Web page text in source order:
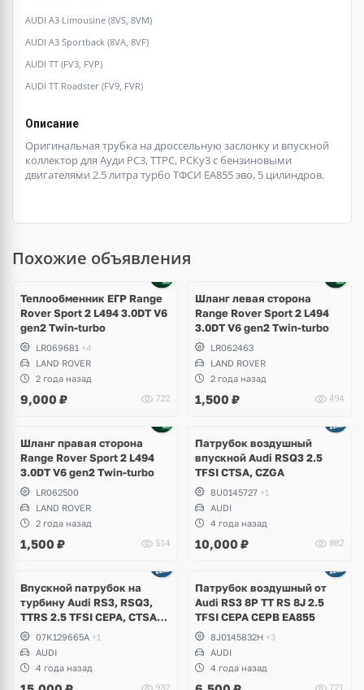
AUDI A3 Limousine (8VS, 8VM)
AUDI A3 Sportback (8VA, 8VF)
AUDI TT (FV3, FVP)
AUDI TT Roadster (FV9, FVR)
Описание
Оригинальная трубка на дроссельную заслонку и впускной
коллектор для Ауди РС3, ТТРС, РСКу3 с бензиновыми
двигателями 2.5 литра турбо ТФСИ ЕА855 эво, 5 цилиндров.
Похожие объявления
Теплообменник ЕГР Range
Rover Sport 2 L494 3.0DT V6
gen2 Twin-turbo
LR069681 +4
LAND ROVER
2 года назад
9,000 ₽ 722
Шланг левая сторона
Range Rover Sport 2 L494
3.0DT V6 gen2 Twin-turbo
LR062463
LAND ROVER
2 года назад
1,500 ₽ 494
Шланг правая сторона
Range Rover Sport 2 L494
3.0DT V6 gen2 Twin-turbo
LR062500
LAND ROVER
2 года назад
1,500 ₽ 514
Патрубок воздушный
впускной Audi RSQ3 2.5
TFSI CTSA, CZGA
8U0145727 +1
AUDI
4 года назад
10,000 ₽ 882
Впускной патрубок на
турбину Audi RS3, RSQ3,
TTRS 2.5 TFSI CEPA, CTSA,
CZGA, CZGB
07K129665A +1
AUDI
4 года назад
Патрубок воздушный от
Аudi RS3 8P TT RS 8J 2.5
TFSI CEPA CEPB EA855
8J0145832H +3
AUDI
4 года назад